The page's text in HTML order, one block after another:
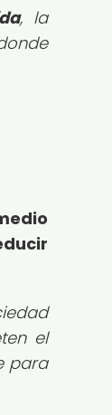
, la
el
para